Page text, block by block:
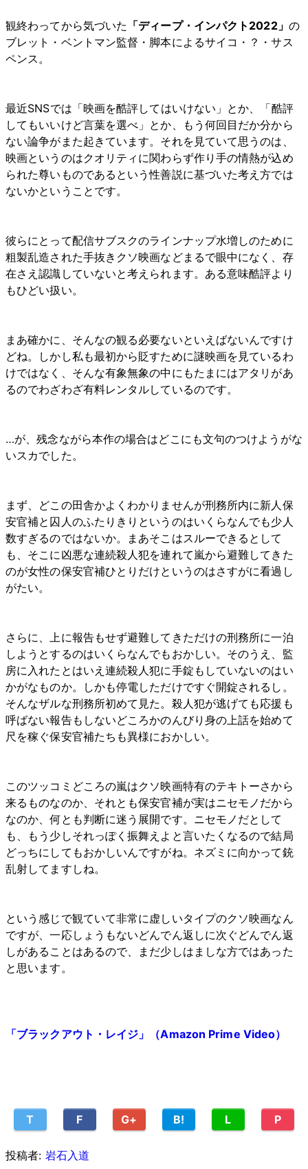
観終わってから気づいた 「ディープ・インパクト2022」 の
ブレット・ベントマン監督・脚本によるサイコ・？・サス
ペンス。
最近SNSでは「映画を酷評してはいけない」とか、「酷評
してもいいけど言葉を選べ」とか、もう何回目だか分から
ない論争がまた起きています。それを見ていて思うのは、
映画というのはクオリティに関わらず作り手の情熱が込め
られた尊いものであるという性善説に基づいた考え方では
ないかということです。
彼らにとって配信サブスクのラインナップ水増しのために
粗製乱造された手抜きクソ映画などまるで眼中になく、存
在さえ認識していないと考えられます。ある意味酷評より
もひどい扱い。
まあ確かに、そんなの観る必要ないといえばないんですけ
どね。しかし私も最初から貶すために謎映画を見ているわ
けではなく、そんな有象無象の中にもたまにはアタリがあ
るのでわざわざ有料レンタルしているのです。
…が、残念ながら本作の場合はどこにも文句のつけようがな
いスカでした。
まず、どこの田舎かよくわかりませんが刑務所内に新人保
安官補と囚人のふたりきりというのはいくらなんでも少人
数すぎるのではないか。まあそこはスルーできるとして
も、そこに凶悪な連続殺人犯を連れて嵐から避難してきた
のが女性の保安官補ひとりだけというのはさすがに看過し
がたい。
さらに、上に報告もせず避難してきただけの刑務所に一泊
しようとするのはいくらなんでもおかしい。そのうえ、監
房に入れたとはいえ連続殺人犯に手錠もしていないのはい
かがなものか。しかも停電しただけですぐ開錠されるし。
そんなザルな刑務所初めて見た。殺人犯が逃げても応援も
呼ばない報告もしないどころかのんびり身の上話を始めて
尺を稼ぐ保安官補たちも異様におかしい。
このツッコミどころの嵐はクソ映画特有のテキトーさから
来るものなのか、それとも保安官補が実はニセモノだから
なのか、何とも判断に迷う展開です。ニセモノだとして
も、もう少しそれっぽく振舞えよと言いたくなるので結局
どっちにしてもおかしいんですがね。ネズミに向かって銃
乱射してますしね。
という感じで観ていて非常に虚しいタイプのクソ映画なん
ですが、一応しょうもないどんでん返しに次ぐどんでん返
しがあることはあるので、まだ少しはましな方ではあった
と思います。
「ブラックアウト・レイジ」（Amazon Prime Video）
T F G+ B! L P
投稿者: 岩石入道